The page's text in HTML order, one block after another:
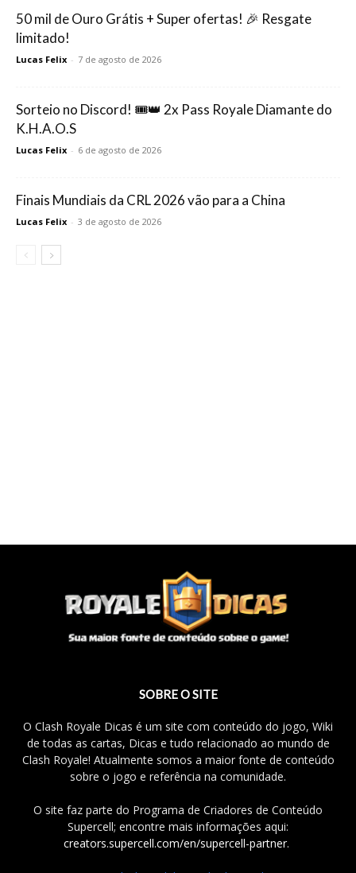
50 mil de Ouro Grátis + Super ofertas! 🎉 Resgate
limitado!
Lucas Felix - 7 de agosto de 2026
Sorteio no Discord! 🎟️👑 2x Pass Royale Diamante do
K.H.A.O.S
Lucas Felix - 6 de agosto de 2026
Finais Mundiais da CRL 2026 vão para a China
Lucas Felix - 3 de agosto de 2026
SOBRE O SITE
O Clash Royale Dicas é um site com conteúdo do jogo, Wiki
de todas as cartas, Dicas e tudo relacionado ao mundo de
Clash Royale! Atualmente somos a maior fonte de conteúdo
sobre o jogo e referência na comunidade.
O site faz parte do Programa de Criadores de Conteúdo
Supercell; encontre mais informações aqui:
creators.supercell.com/en/supercell-partner.